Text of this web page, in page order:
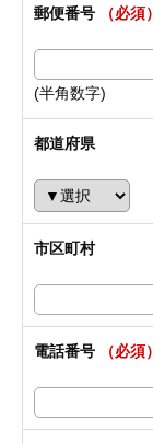
郵便番号 （必須）
(半角数字)
都道府県
市区町村
電話番号 （必須）